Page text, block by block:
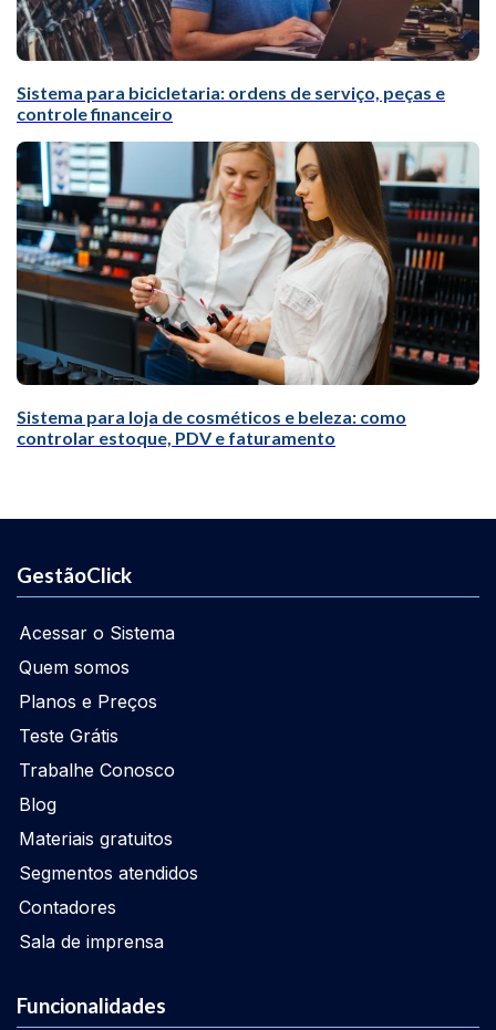
Sistema para bicicletaria: ordens de serviço, peças e
controle financeiro
Sistema para loja de cosméticos e beleza: como
controlar estoque, PDV e faturamento
GestãoClick
Acessar o Sistema
Quem somos
Planos e Preços
Teste Grátis
Trabalhe Conosco
Blog
Materiais gratuitos
Segmentos atendidos
Contadores
Sala de imprensa
Funcionalidades